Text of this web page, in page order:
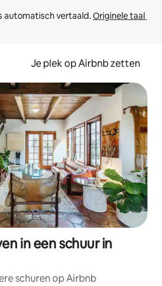
automatisch vertaald. Originele taal
Je plek op Airbnb zetten
in een schuur in
schuren op Airbnb